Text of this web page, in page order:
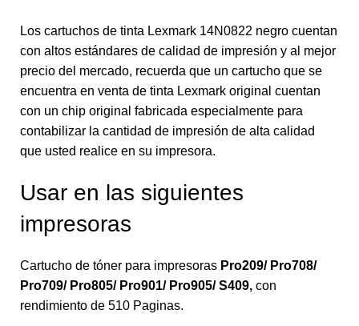
Los cartuchos de tinta Lexmark 14N0822 negro cuentan
con altos estándares de calidad de impresión y al mejor
precio del mercado, recuerda que un cartucho que se
encuentra en venta de tinta Lexmark original cuentan
con un chip original fabricada especialmente para
contabilizar la cantidad de impresión de alta calidad
que usted realice en su impresora.
Usar en las siguientes
impresoras
Cartucho de tóner para impresoras Pro209/ Pro708/
Pro709/ Pro805/ Pro901/ Pro905/ S409, con
rendimiento de 510 Paginas.